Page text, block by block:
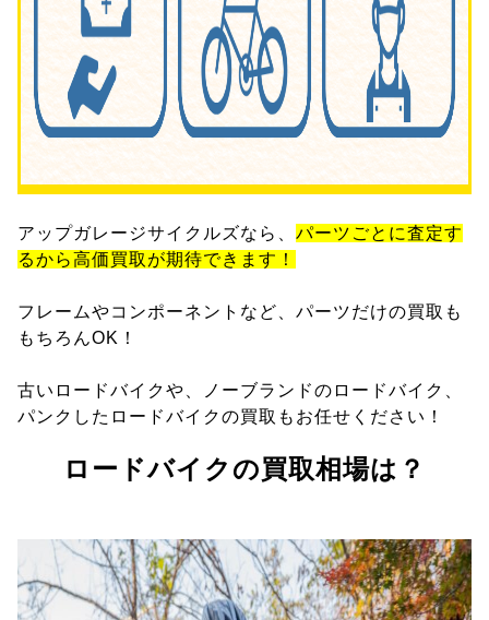
アップガレージサイクルズなら、 パーツごとに査定す
るから高価買取が期待できます！
フレームやコンポーネントなど、パーツだけの買取も
もちろんOK！
古いロードバイクや、ノーブランドのロードバイク、
パンクしたロードバイクの買取もお任せください！
ロードバイクの買取相場は？